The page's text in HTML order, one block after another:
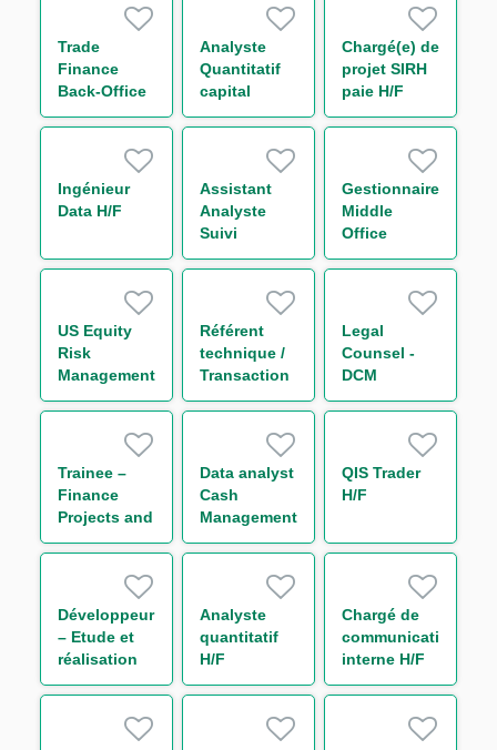
Transport
H/F
Trade
Finance
Back-Office
Analyst F/M
Analyste
Quantitatif
capital
économique
Chargé(e) de
projet SIRH
paie H/F
Ingénieur
Data H/F
Assistant
Analyste
Suivi
d'Activité de
Margin &
Collateral
H/F
Gestionnaire
Middle
Office
Support
Rates H/F
US Equity
Risk
Management
Analyst
Référent
technique /
Transaction
Regulatory
Legal
Counsel -
DCM
Trainee –
Finance
Projects and
Reporting
Contract)
Data analyst
Cash
Management
H/F
QIS Trader
H/F
Développeur
– Etude et
réalisation
IT Finance
Analyste
quantitatif
H/F
Chargé de
communication
interne H/F